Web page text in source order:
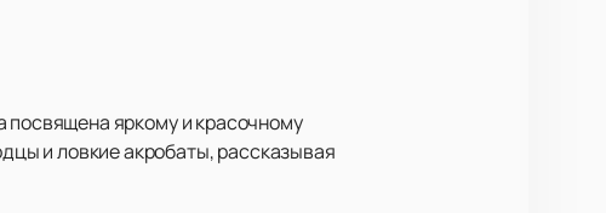
посвящена яркому и красочному
и ловкие акробаты, рассказывая